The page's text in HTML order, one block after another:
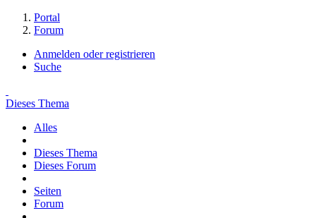
Portal
Forum
Anmelden oder registrieren
Suche
Dieses Thema
Alles
Dieses Thema
Dieses Forum
Seiten
Forum